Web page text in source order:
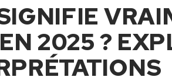
EN 2025 ?